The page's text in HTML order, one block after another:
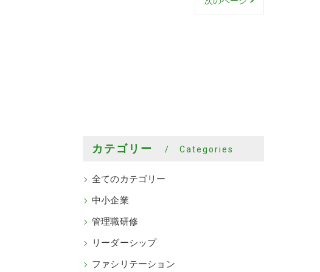
カテゴリー Categories
全てのカテゴリー
中小企業
管理職研修
リーダーシップ
ファシリテーション